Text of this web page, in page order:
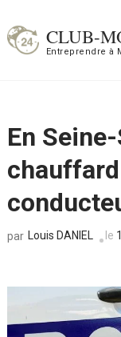
au
contenu
CLUB-
Entreprendre à
En
par Louis DANIEL le